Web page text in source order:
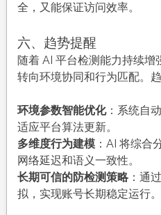
全，又能保证访问效率。
六、趋势提醒
随着 AI 平台检测能力持续
转向环境协同和行为匹配。
环境参数智能优化：系统自
适应平台算法更新。
多维度行为建模：AI 将综合
网络延迟和语义一致性。
长期可信的防检测策略：通
拟，实现账号长期稳定运行。